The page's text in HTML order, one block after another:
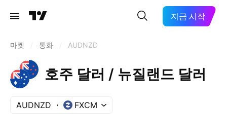
지금 시작
마켓 통화 AUDNZD
호주 달러 / 뉴질랜드 달러
AUDNZD FXCM